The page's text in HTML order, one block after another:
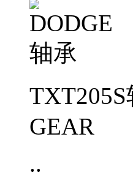
GEAR
..